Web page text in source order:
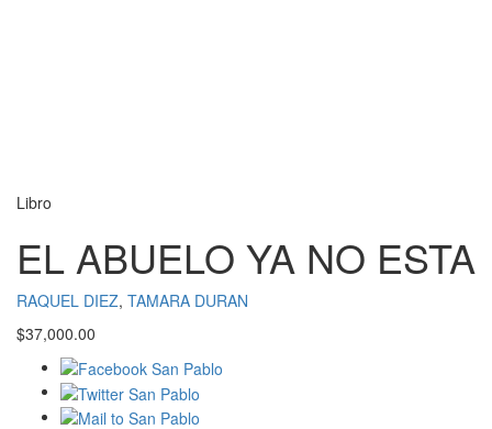
Libro
EL ABUELO YA NO ESTA
RAQUEL DIEZ, TAMARA DURAN
$37,000.00